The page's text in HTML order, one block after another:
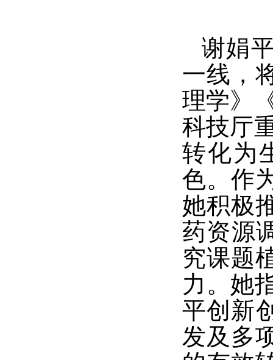
谢娟
一线，
理学》
科技厅
转化为
色。作
她积极
药资源
究课题
力。 她
平创新
发及多